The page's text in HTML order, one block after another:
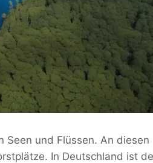
Seen und Flüssen. An diesen
In Deutschland ist